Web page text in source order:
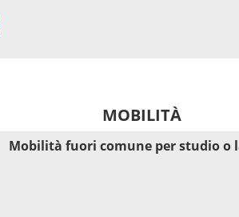
MOBILITÀ
Mobilità fuori comune per studio o